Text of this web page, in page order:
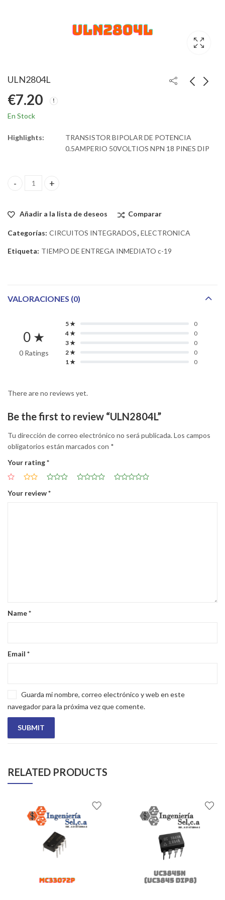
ULN2804L
€7.20
En Stock
Highlights:
TRANSISTOR BIPOLAR DE POTENCIA
0.5AMPERIO 50VOLTIOS NPN 18 PINES DIP
ULN2804L quantity
Añadir a la lista de deseos Comparar
Categorías: CIRCUITOS INTEGRADOS, ELECTRONICA
Etiqueta: TIEMPO DE ENTREGA INMEDIATO c-19
VALORACIONES (0)
0 ★
0 Ratings
5 ★
0
4 ★
0
3 ★
0
2 ★
0
1 ★
0
There are no reviews yet.
Be the first to review “ULN2804L”
Tu dirección de correo electrónico no será publicada.Los campos
obligatorios están marcados con *
Your rating*
Your review*
Name*
Email *
Guarda mi nombre, correo electrónico y web en este
navegador para la próxima vez que comente.
RELATED PRODUCTS